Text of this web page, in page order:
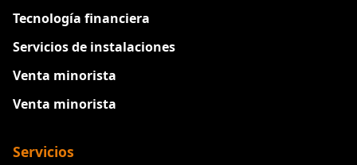
Tecnología financiera
Servicios de instalaciones
Venta minorista
Venta minorista
Servicios